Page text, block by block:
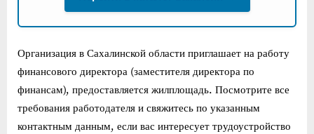
Организация в Сахалинской области приглашает на работу
финансового директора (заместителя директора по
финансам), предоставляется жилплощадь. Посмотрите все
требования работодателя и свяжитесь по указанным
контактным данным, если вас интересует трудоустройство